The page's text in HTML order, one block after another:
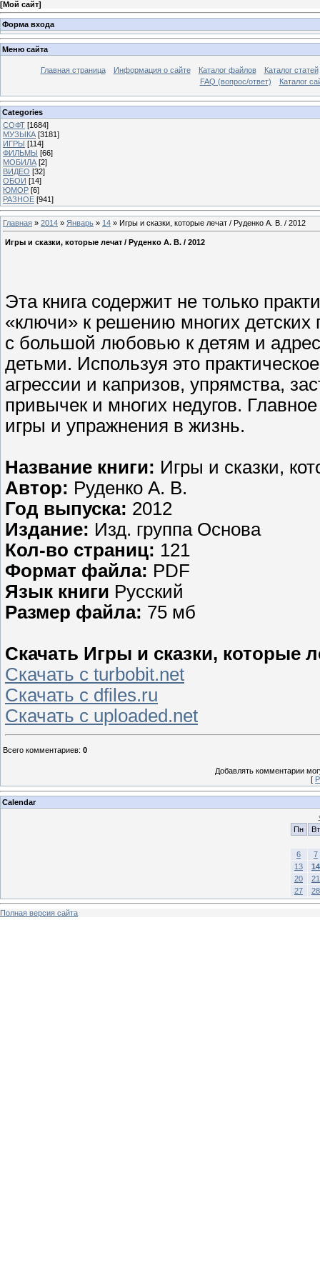
[Мой сайт]
Форма входа
Меню сайта
Главная страница Информация о сайте Каталог файлов
Каталог статей
FAQ (вопрос/ответ)
Каталог
Categories
СОФТ [1684]
МУЗЫКА [3181]
ИГРЫ [114]
ФИЛЬМЫ [66]
МОБИЛА [2]
ВИДЕО [32]
ОБОИ [14]
ЮМОР [6]
РАЗНОЕ [941]
Главная » 2014 » Январь » 14 » Игры и сказки, которые лечат / Руденко А. В. / 2012
Игры и сказки, которые лечат / Руденко А. В. / 2012
Эта книга содержит не только
«ключи» к решению многих детских
с большой любовью к детям и
детьми. Используя это
агрессии и капризов, упрямства,
привычек и многих недугов.
игры и упражнения в жизнь.
Название книги: Игры и сказки,
Автор: Руденко А. В.
Год выпуска: 2012
Издание: Изд. группа Основа
Кол-во страниц: 121
Формат файла: PDF
Язык книги Русский
Размер файла: 75 мб
Скачать Игры и сказки, которые
Скачать с turbobit.net
Скачать с dfiles.ru
Скачать с uploaded.net
Всего комментариев: 0
Добавлять комментарии
[
Calendar
Пн
Вт
6
7
13
14
20
21
27
28
Полная версия сайта